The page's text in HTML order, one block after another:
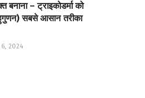
बनाना – ट्राइकोडर्मा को
सबसे आसान तरीका
2024